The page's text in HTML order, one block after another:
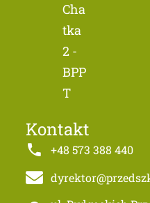
Cha
tka
2 -
BPP
T
Kontakt
+48 573 388 440